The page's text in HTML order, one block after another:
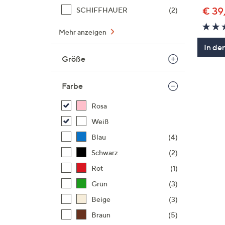
SCHIFFHAUER
(2)
Mehr anzeigen
Größe
Farbe
Rosa
Weiß
Blau
(4)
Schwarz
(2)
Rot
(1)
Grün
(3)
Beige
(3)
Braun
(5)
€
In